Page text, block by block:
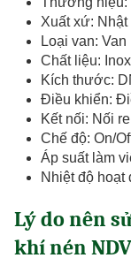
Xuất xứ: Nhật
Loại van:
Chất liệu:
Kích thước:
Điều khiển:
Kết nối: Nối
Chế độ: On/
Áp suất làm
Nhiệt độ hoạt
Lý do nên
khí nén NDV